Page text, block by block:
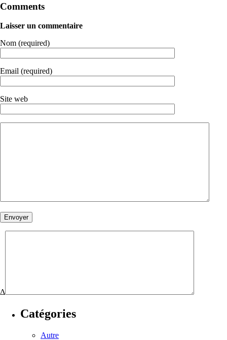
Comments
Laisser un commentaire
Nom (required)
Email (required)
Site web
Δ
Catégories
Autre